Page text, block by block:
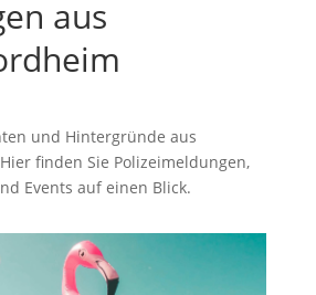
aus
und Hintergründe aus
finden Sie Polizeimeldungen,
Events auf einen Blick.